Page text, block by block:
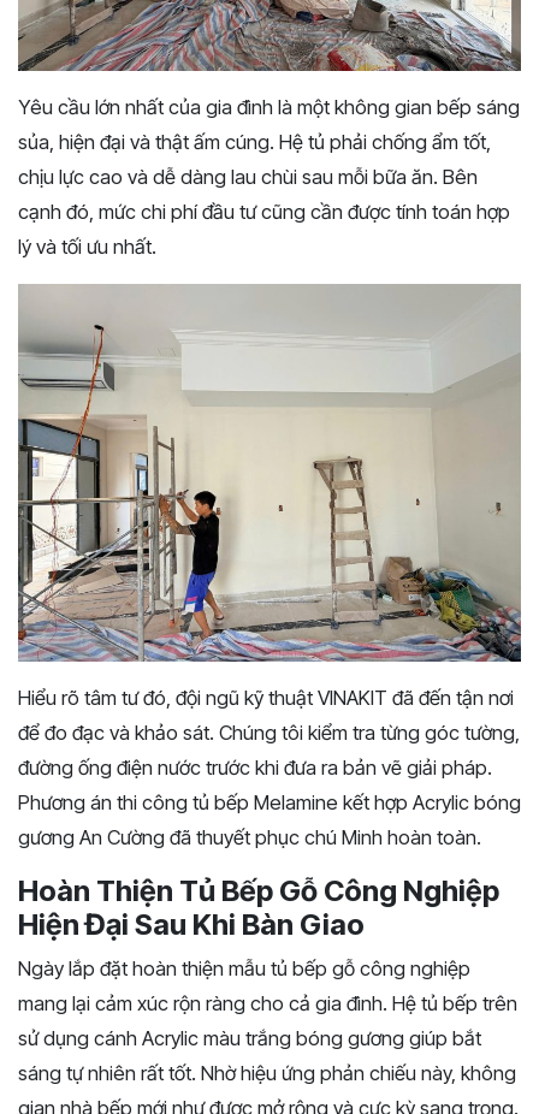
Yêu cầu lớn nhất của gia đình là một không gian bếp sáng
sủa, hiện đại và thật ấm cúng. Hệ tủ phải chống ẩm tốt,
chịu lực cao và dễ dàng lau chùi sau mỗi bữa ăn. Bên
cạnh đó, mức chi phí đầu tư cũng cần được tính toán hợp
lý và tối ưu nhất.
Hiểu rõ tâm tư đó, đội ngũ kỹ thuật VINAKIT đã đến tận nơi
để đo đạc và khảo sát. Chúng tôi kiểm tra từng góc tường,
đường ống điện nước trước khi đưa ra bản vẽ giải pháp.
Phương án thi công tủ bếp Melamine kết hợp Acrylic bóng
gương An Cường đã thuyết phục chú Minh hoàn toàn.
Hoàn Thiện Tủ Bếp Gỗ Công Nghiệp
Hiện Đại Sau Khi Bàn Giao
Ngày lắp đặt hoàn thiện mẫu tủ bếp gỗ công nghiệp
mang lại cảm xúc rộn ràng cho cả gia đình. Hệ tủ bếp trên
sử dụng cánh Acrylic màu trắng bóng gương giúp bắt
sáng tự nhiên rất tốt. Nhờ hiệu ứng phản chiếu này, không
gian nhà bếp mới như được mở rộng và cực kỳ sang trọng.